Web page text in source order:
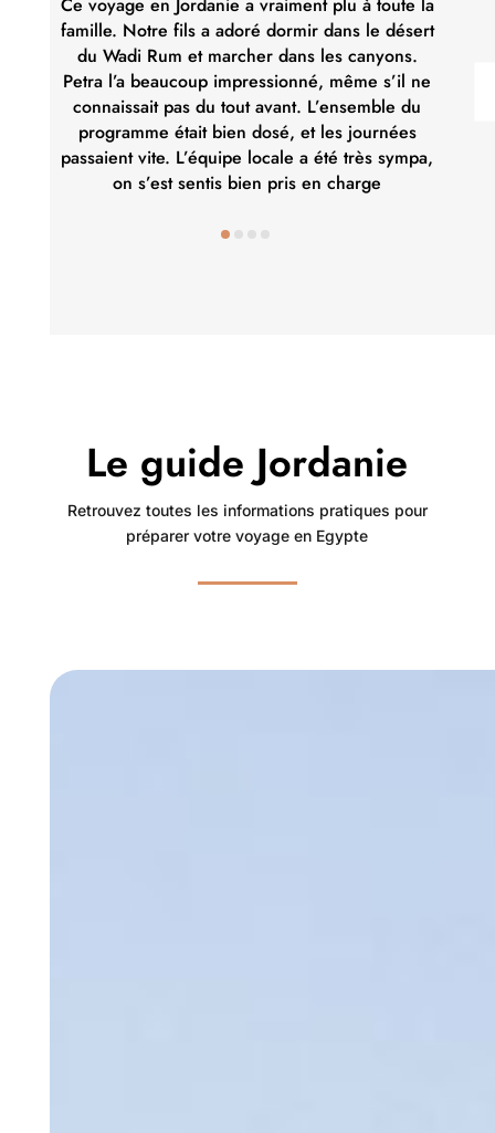
famille. Notre fils a adoré dormir dans le désert
du Wadi Rum et marcher dans les canyons.
Petra l’a beaucoup impressionné, même s’il ne
connaissait pas du tout avant. L’ensemble du
programme était bien dosé, et les journées
passaient vite. L’équipe locale a été très sympa,
on s’est sentis bien pris en charge
Le guide Jordanie
Retrouvez toutes les informations pratiques pour
préparer votre voyage en Egypte